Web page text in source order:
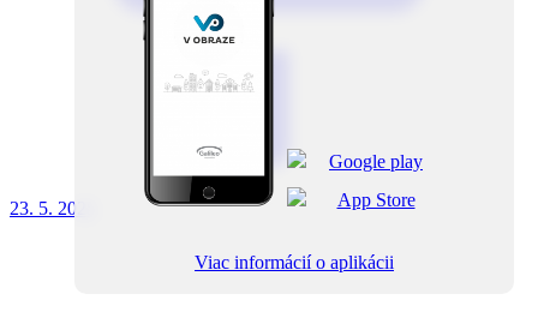
23. 5. 2025
Viac informácií o aplikácii